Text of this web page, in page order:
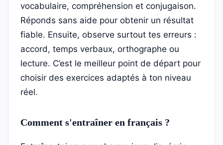
vocabulaire, compréhension et conjugaison.
Réponds sans aide pour obtenir un résultat
fiable. Ensuite, observe surtout tes erreurs :
accord, temps verbaux, orthographe ou
lecture. C’est le meilleur point de départ pour
choisir des exercices adaptés à ton niveau
réel.
Comment s'entraîner en français ?